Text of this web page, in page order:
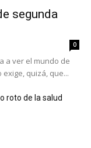
segunda
0
a ver el mundo de
quizá, que...
roto de la salud